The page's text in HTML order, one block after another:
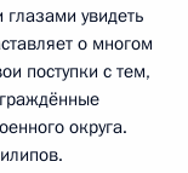
увидеть
о многом
поступки с тем,
округа.